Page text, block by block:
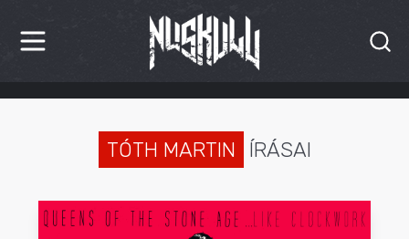
HÍREK
INTERJÚK
TÓTH MARTIN ÍRÁSAI